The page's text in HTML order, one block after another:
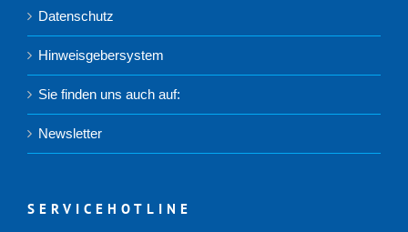
Datenschutz
Hinweisgebersystem
Sie finden uns auch auf:
Newsletter
SERVICEHOTLINE